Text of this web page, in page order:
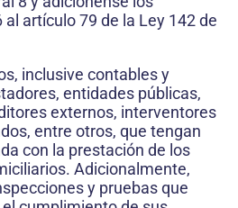
artículo 79 de la Ley 142 de
inclusive contables y
entidades públicas,
externos, interventores
entre otros, que tengan
con la prestación de los
Adicionalmente,
y pruebas que